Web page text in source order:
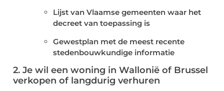
Lijst van Vlaamse gemeenten waar het
decreet van toepassing is
Gewestplan met de meest recente
stedenbouwkundige informatie
2. Je wil een woning in Wallonië of Brussel
verkopen of langdurig verhuren